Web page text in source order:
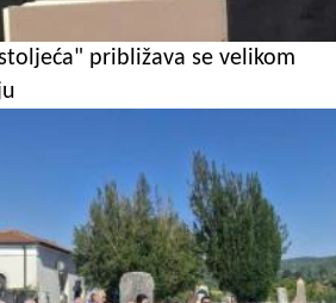
približava se velikom